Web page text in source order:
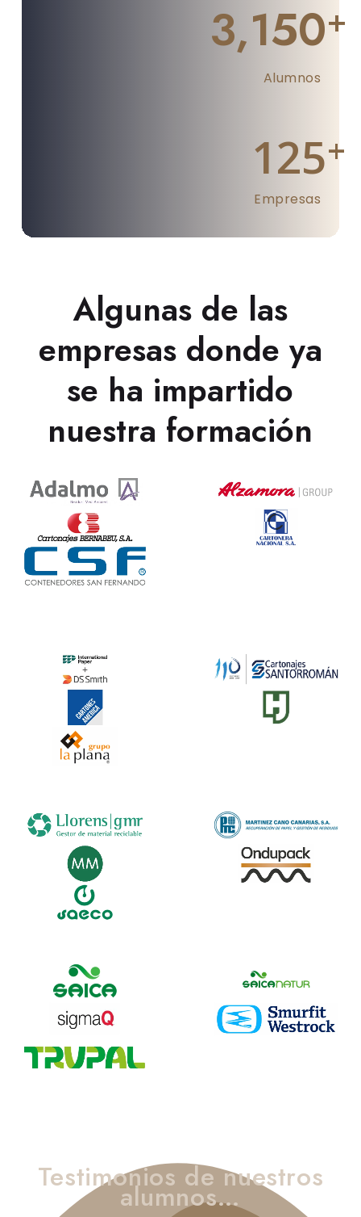
3,150+
Alumnos
125+
Empresas
Algunas de las
empresas donde ya
se ha impartido
nuestra formación
Testimonios de nuestros
alumnos…